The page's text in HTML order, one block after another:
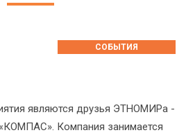
СОБЫТИЯ
являются друзья ЭТНОМИРа -
«КОМПАС». Компания занимается